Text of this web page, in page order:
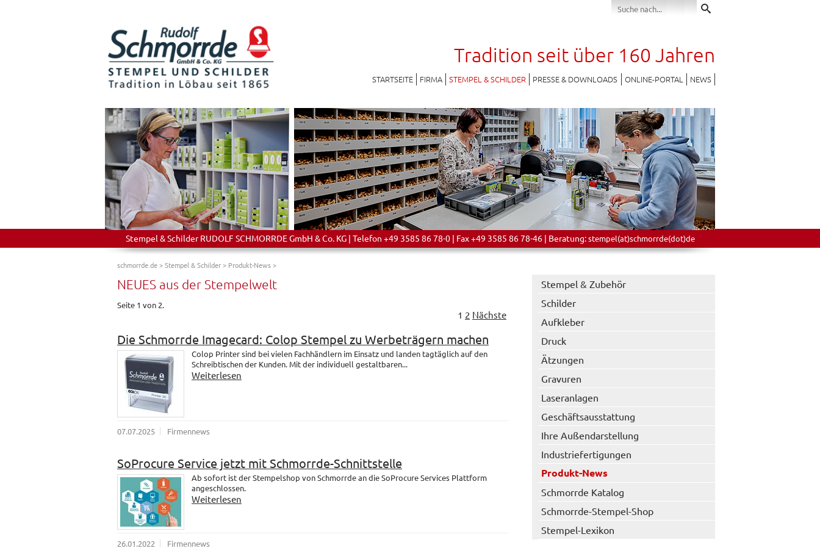
Tradition seit über 160 Jahren
STARTSEITE FIRMA STEMPEL & SCHILDER PRESSE & DOWNLOADS ONLINE-PORTAL NEWS
Stempel & Schilder RUDOLF SCHMORRDE GmbH & Co. KG | Telefon +49 3585 86 78-0 | Fax +49 3585 86 78-46 | Beratung:stempel(at)schmorrde(dot)de
schmorrde.de>Stempel & Schilder> Produkt-News>
NEUES aus der Stempelwelt
Seite 1 von 2.
1 2 Nächste
Die Schmorrde Imagecard: Colop Stempel zu Werbeträgern machen
Colop Printer sind bei vielen Fachhändlern im Einsatz und landen tagtäglich auf den
Schreibtischen der Kunden. Mit der individuell gestaltbaren...
Weiterlesen
07.07.2025 Firmennews
SoProcure Service jetzt mit Schmorrde-Schnittstelle
Ab sofort ist der Stempelshop von Schmorrde an die SoProcure Services Plattform
angeschlossen.
Weiterlesen
26.01.2022 Firmennews
Stempel & Zubehör
Schilder
Aufkleber
Druck
Ätzungen
Gravuren
Laseranlagen
Geschäftsausstattung
Ihre Außendarstellung
Industriefertigungen
Produkt-News
Schmorrde Katalog
Schmorrde-Stempel-Shop
Stempel-Lexikon